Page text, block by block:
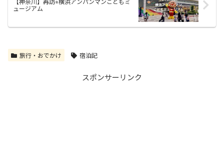
ュージアム
旅行・おでかけ 宿泊記
スポンサーリンク